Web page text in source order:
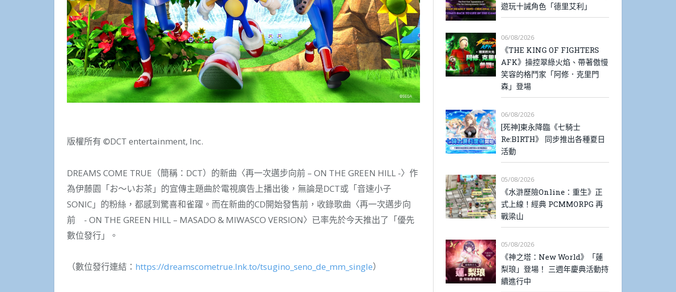
版權所有 ©DCT entertainment, Inc.
DREAMS COME TRUE（簡稱：DCT）的新曲〈再一次邁步向前 – ON THE GREEN HILL -〉作
為伊藤園「お〜いお茶」的宣傳主題曲於電視廣告上播出後，無論是DCT或「音速小子
SONIC」的粉絲，都感到驚喜和雀躍。而在新曲的CD開始發售前，收錄歌曲〈再一次邁步向
前 - ON THE GREEN HILL – MASADO & MIWASCO VERSION〉已率先於今天推出了「優先
數位發行」。
（數位發行連結： https://dreamscometrue.lnk.to/tsugino_seno_de_mm_single）
遊玩十誡角色「德里艾利」
06/08/2026
《THE KING OF FIGHTERS
AFK》操控翠綠火焰、帶著傲慢
笑容的格鬥家「阿修．克里門
森」登場
06/08/2026
[死神]東永降臨《七騎士
Re:BIRTH》 同步推出各種夏日
活動
05/08/2026
《水滸歷險Online：重生》正
式上線！經典 PCMMORPG 再
戰梁山
05/08/2026
《神之塔：New World》「蓮
梨琅」登場！ 三週年慶典活動持
續進行中